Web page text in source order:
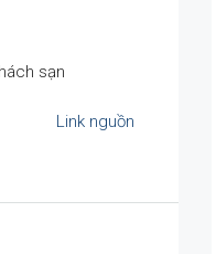
sạn
Link nguồn